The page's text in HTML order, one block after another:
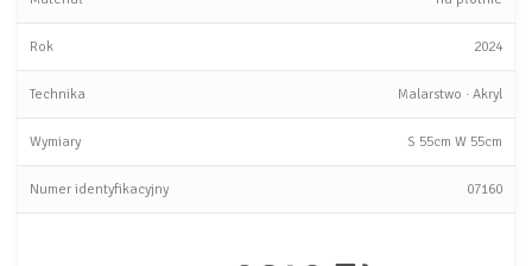
Rok 2024
Technika Malarstwo · Akryl
Wymiary S 55cm W 55cm
Numer identyfikacyjny 07160